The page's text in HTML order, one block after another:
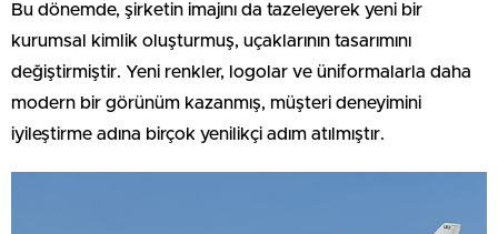
Bu dönemde, şirketin imajını da tazeleyerek yeni bir
kurumsal kimlik oluşturmuş, uçaklarının tasarımını
değiştirmiştir. Yeni renkler, logolar ve üniformalarla daha
modern bir görünüm kazanmış, müşteri deneyimini
iyileştirme adına birçok yenilikçi adım atılmıştır.